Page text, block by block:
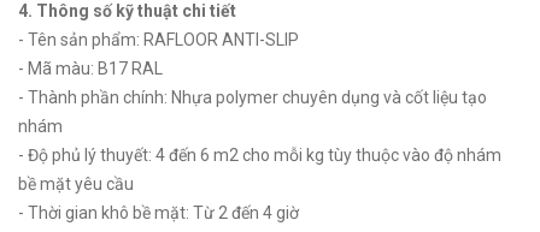
4. Thông số kỹ thuật chi tiết
- Tên sản phẩm: RAFLOOR ANTI-SLIP
- Mã màu: B17 RAL
- Thành phần chính: Nhựa polymer chuyên dụng và cốt liệu tạo
nhám
- Độ phủ lý thuyết: 4 đến 6 m2 cho mỗi kg tùy thuộc vào độ nhám
bề mặt yêu cầu
- Thời gian khô bề mặt: Từ 2 đến 4 giờ